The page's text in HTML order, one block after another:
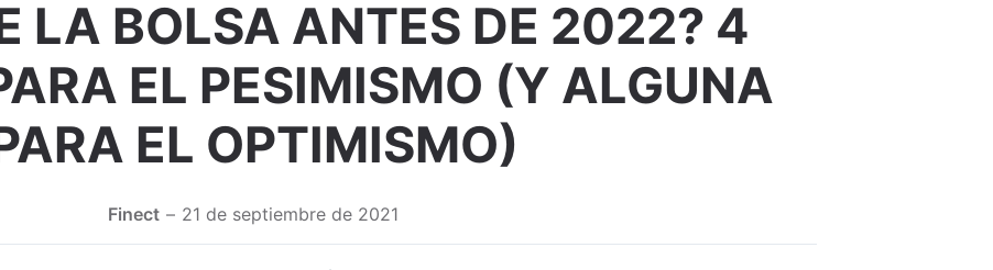
LA BOLSA ANTES DE 2022? 4
EL PESIMISMO (Y ALGUNA
EL OPTIMISMO)
Finect 21 de septiembre de 2021